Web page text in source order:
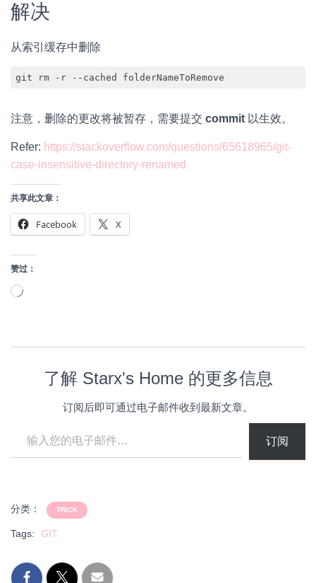
解决
从索引缓存中删除
git rm -r --cached folderNameToRemove
注意，删除的更改将被暂存，需要提交 commit 以生效。
Refer: https://stackoverflow.com/questions/65618965/git-
case-insensitive-directory-renamed
共享此文章：
Facebook X
赞过：
正
了解 Starx's Home 的更多信息
订阅后即可通过电子邮件收到最新文章。
订阅
分类： TRICK
Tags: GIT